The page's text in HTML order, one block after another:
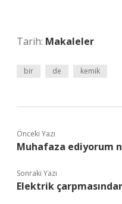
Tarih: Makaleler
bir de kemik
Önceki Yazı
Muhafaza ediyorum
Sonraki Yazı
Elektrik